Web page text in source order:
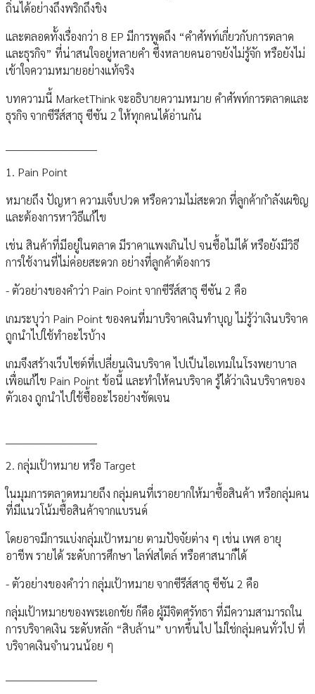
ถิ่นได้อย่างถึงพริกถึงขิง
และตลอดทั้งเรื่องกว่า 8 EP มีการพูดถึง “คำศัพท์เกี่ยวกับการตลาด
และธุรกิจ” ที่น่าสนใจอยู่หลายคำ ซึ่งหลายคนอาจยังไม่รู้จัก หรือยังไม่
เข้าใจความหมายอย่างแท้จริง
บทความนี้ MarketThink จะอธิบายความหมาย คำศัพท์การตลาดและ
ธุรกิจ จากซีรีส์สาธุ ซีซัน 2 ให้ทุกคนได้อ่านกัน
1. Pain Point
หมายถึง ปัญหา ความเจ็บปวด หรือความไม่สะดวก ที่ลูกค้ากำลังเผชิญ
และต้องการหาวิธีแก้ไข
เช่น สินค้าที่มีอยู่ในตลาด มีราคาแพงเกินไป จนซื้อไม่ได้ หรือยังมีวิธี
การใช้งานที่ไม่ค่อยสะดวก อย่างที่ลูกค้าต้องการ
- ตัวอย่างของคำว่า Pain Point จากซีรีส์สาธุ ซีซัน 2 คือ
เกมระบุว่า Pain Point ของคนที่มาบริจาคเงินทำบุญ ไม่รู้ว่าเงินบริจาค
ถูกนำไปใช้ทำอะไรบ้าง
เกมจึงสร้างเว็บไซต์ที่เปลี่ยนเงินบริจาค ไปเป็นไอเทมในโรงพยาบาล
เพื่อแก้ไข Pain Point ข้อนี้ และทำให้คนบริจาค รู้ได้ว่าเงินบริจาคของ
ตัวเอง ถูกนำไปใช้ซื้ออะไรอย่างชัดเจน
2. กลุ่มเป้าหมาย หรือ Target
ในมุมการตลาดหมายถึง กลุ่มคนที่เราอยากให้มาซื้อสินค้า หรือกลุ่มคน
ที่มีแนวโน้มซื้อสินค้าจากแบรนด์
โดยอาจมีการแบ่งกลุ่มเป้าหมาย ตามปัจจัยต่าง ๆ เช่น เพศ อายุ
อาชีพ รายได้ ระดับการศึกษา ไลฟ์สไตล์ หรือศาสนาก็ได้
- ตัวอย่างของคำว่า กลุ่มเป้าหมาย จากซีรีส์สาธุ ซีซัน 2 คือ
กลุ่มเป้าหมายของพระเอกชัย ก็คือ ผู้มีจิตศรัทธา ที่มีความสามารถใน
การบริจาคเงิน ระดับหลัก “สิบล้าน” บาทขึ้นไป ไม่ใช่กลุ่มคนทั่วไป ที่
บริจาคเงินจำนวนน้อย ๆ